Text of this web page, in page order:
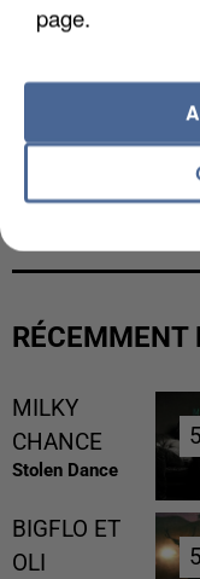
L’UN DES
MAFIA
RÉCEMMENT
MILKY
CHANCE
Stolen Dance
BIGFLO ET
OLI
page.